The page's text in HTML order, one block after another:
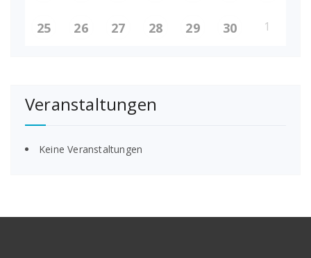
25 26 27 28 29 30 1
Veranstaltungen
Keine Veranstaltungen